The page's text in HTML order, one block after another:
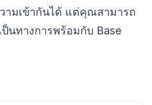
ามเข้ากันได้ แต่คุณสามารถ
ป็นทางการพร้อมกับ Base